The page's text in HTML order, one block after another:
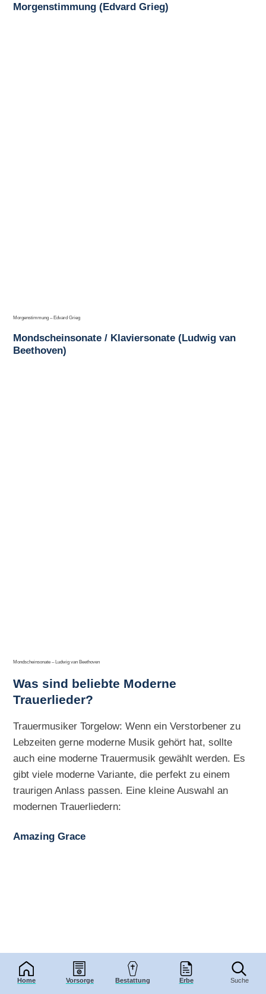
Home Vorsorge Bestattung Erbe Suche
Morgenstimmung (Edvard Grieg)
Morgenstimmung – Edvard Grieg
Mondscheinsonate / Klaviersonate (Ludwig van
Beethoven)
Mondscheinsonate – Ludwig van Beethoven
Was sind beliebte Moderne
Trauerlieder?
Trauermusiker Torgelow: Wenn ein Verstorbener zu
Lebzeiten gerne moderne Musik gehört hat, sollte
auch eine moderne Trauermusik gewählt werden. Es
gibt viele moderne Variante, die perfekt zu einem
traurigen Anlass passen. Eine kleine Auswahl an
modernen Trauerliedern:
Amazing Grace